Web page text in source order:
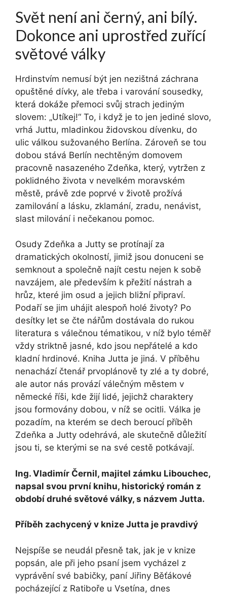
Svět není ani černý, ani bílý.
Dokonce ani uprostřed zuřící
světové války
Hrdinstvím nemusí být jen nezištná záchrana
opuštěné dívky, ale třeba i varování sousedky,
která dokáže přemoci svůj strach jediným
slovem: „Utíkej!“ To, i když je to jen jediné slovo,
vrhá Juttu, mladinkou židovskou dívenku, do
ulic válkou sužovaného Berlína. Zároveň se tou
dobou stává Berlín nechtěným domovem
pracovně nasazeného Zdeňka, který, vytržen z
poklidného života v nevelkém moravském
městě, právě zde poprvé v životě prožívá
zamilování a lásku, zklamání, zradu, nenávist,
slast milování i nečekanou pomoc.
Osudy Zdeňka a Jutty se protínají za
dramatických okolností, jimiž jsou donuceni se
semknout a společně najít cestu nejen k sobě
navzájem, ale především k přežití nástrah a
hrůz, které jim osud a jejich bližní připraví.
Podaří se jim uhájit alespoň holé životy? Po
desítky let se čte nářům dostávala do rukou
literatura s válečnou tématikou, v níž bylo téměř
vždy striktně jasné, kdo jsou nepřátelé a kdo
kladní hrdinové. Kniha Jutta je jiná. V příběhu
nenachází čtenář prvoplánově ty zlé a ty dobré,
ale autor nás provází válečným městem v
německé říši, kde žijí lidé, jejichž charaktery
jsou formovány dobou, v níž se ocitli. Válka je
pozadím, na kterém se dech beroucí příběh
Zdeňka a Jutty odehrává, ale skutečně důležití
jsou ti, se kterými se na své cestě potkávají.
Ing. Vladimír Černil, majitel zámku Libouchec,
napsal svou první knihu, historický román z
období druhé světové války, s názvem Jutta.
Příběh zachycený v knize Jutta je pravdivý
Nejspíše se neudál přesně tak, jak je v knize
popsán, ale při jeho psaní jsem vycházel z
vyprávění své babičky, paní Jiřiny Běťákové
pocházející z Ratiboře u Vsetína, dnes